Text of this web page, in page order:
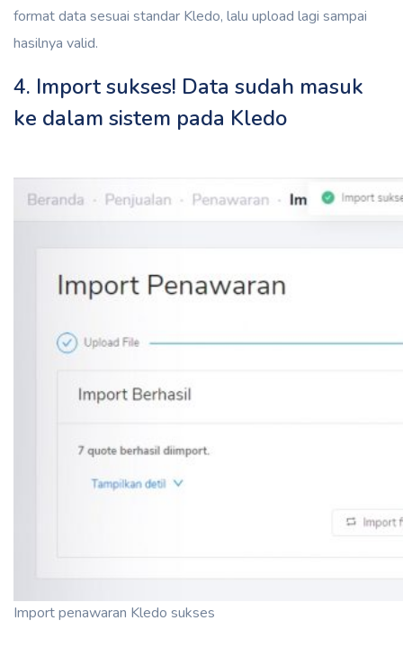
format data sesuai standar Kledo, lalu upload lagi sampai
hasilnya valid.
4. Import sukses! Data sudah masuk
ke dalam sistem pada Kledo
Import penawaran Kledo sukses